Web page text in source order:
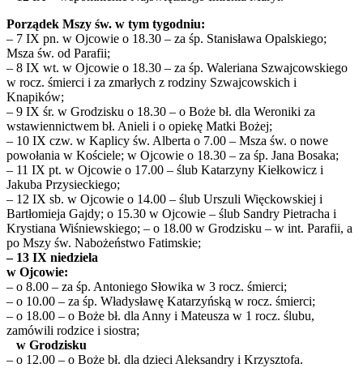
Porządek Mszy św. w tym tygodniu:
– 7 IX pn. w Ojcowie o 18.30 – za śp. Stanisława Opalskiego;
Msza św. od Parafii;
– 8 IX wt. w Ojcowie o 18.30 – za śp. Waleriana Szwajcowskiego
w rocz. śmierci i za zmarłych z rodziny Szwajcowskich i
Knapików;
– 9 IX śr. w Grodzisku o 18.30 – o Boże bł. dla Weroniki za
wstawiennictwem bł. Anieli i o opiekę Matki Bożej;
– 10 IX czw. w Kaplicy św. Alberta o 7.00 – Msza św. o nowe
powołania w Kościele; w Ojcowie o 18.30 – za śp. Jana Bosaka;
– 11 IX pt. w Ojcowie o 17.00 – ślub Katarzyny Kiełkowicz i
Jakuba Przysieckiego;
– 12 IX sb. w Ojcowie o 14.00 – ślub Urszuli Więckowskiej i
Bartłomieja Gajdy; o 15.30 w Ojcowie – ślub Sandry Pietracha i
Krystiana Wiśniewskiego; – o 18.00 w Grodzisku – w int. Parafii, a
po Mszy św. Nabożeństwo Fatimskie;
– 13 IX niedziela
w Ojcowie:
– o 8.00 – za śp. Antoniego Słowika w 3 rocz. śmierci;
– o 10.00 – za śp. Władysławę Katarzyńską w rocz. śmierci;
– o 18.00 – o Boże bł. dla Anny i Mateusza w 1 rocz. ślubu,
zamówili rodzice i siostra;
w Grodzisku
– o 12.00 – o Boże bł. dla dzieci Aleksandry i Krzysztofa.